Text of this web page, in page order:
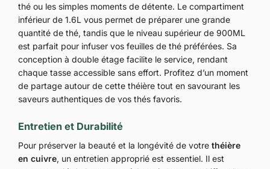
thé ou les simples moments de détente. Le compartiment
inférieur de 1.6L vous permet de préparer une grande
quantité de thé, tandis que le niveau supérieur de 900ML
est parfait pour infuser vos feuilles de thé préférées. Sa
conception à double étage facilite le service, rendant
chaque tasse accessible sans effort. Profitez d’un moment
de partage autour de cette théière tout en savourant les
saveurs authentiques de vos thés favoris.
Entretien et Durabilité
Pour préserver la beauté et la longévité de votre théière
en cuivre, un entretien approprié est essentiel. Il est